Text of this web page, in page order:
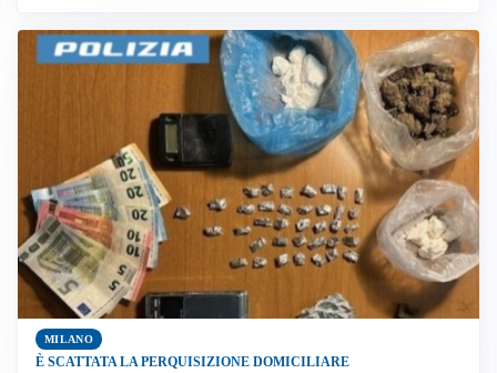
MILANO
È SCATTATA LA PERQUISIZIONE DOMICILIARE